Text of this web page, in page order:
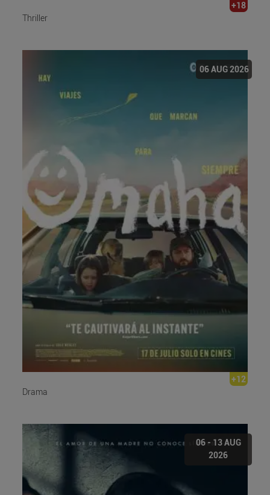
+18
Thriller
06 AUG 2026
+12
Drama
06 - 13 AUG
2026